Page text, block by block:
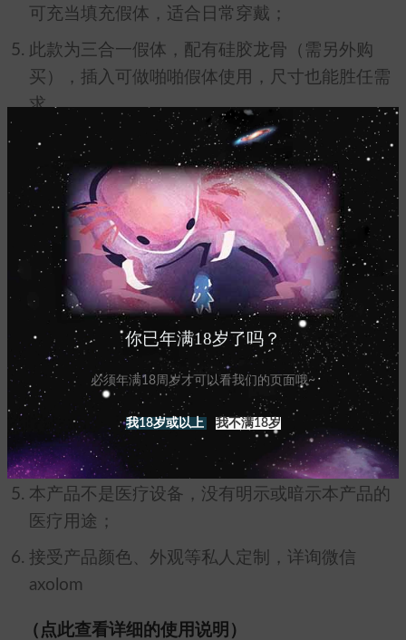
你已年满18岁了吗？
必须年满18周岁才可以看我们的页面哦~
我18岁或以上 我不满18岁
可充当填充假体，适合日常穿戴；
此款为三合一假体，配有硅胶龙骨（需另外购
买），插入可做啪啪假体使用，尺寸也能胜任需
求。
温馨提示：
新手使用建议在浴室先练习；
本产品由进口食品级硅胶（FDA 认证）制成，
由于其不粘特性，清洁后无需撒粉；
长期存放会有少量硅油渗出，属于正常现象，安
全健康无需担心;
避免与利器（包括刚剪的指甲）接触以免划破，
也不可大力撕扯揉搓，否则可能会导致胶质破
损，因使用不当造成的破损不予退换；
本产品不是医疗设备，没有明示或暗示本产品的
医疗用途；
接受产品颜色、外观等私人定制，详询微信
axolom
（点此查看详细的使用说明）